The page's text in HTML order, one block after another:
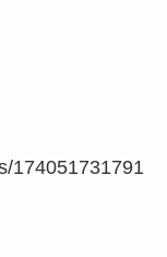
174051731791